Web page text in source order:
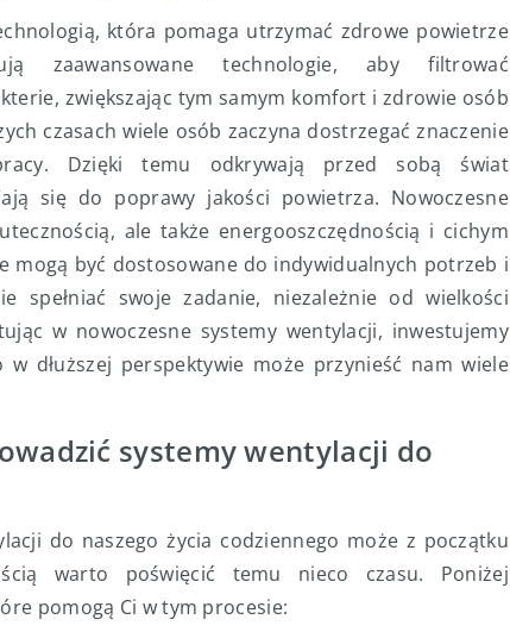
która pomaga utrzymać zdrowe powietrze
zaawansowane technologie, aby filtrować
zwiększając tym samym komfort i zdrowie osób
czasach wiele osób zaczyna dostrzegać znaczenie
Dzięki temu odkrywają przed sobą świat
się do poprawy jakości powietrza. Nowoczesne
ale także energooszczędnością i cichym
mogą być dostosowane do indywidualnych potrzeb i
spełniać swoje zadanie, niezależnie od wielkości
w nowoczesne systemy wentylacji, inwestujemy
dłuższej perspektywie może przynieść nam wiele
systemy wentylacji do
do naszego życia codziennego może z początku
warto poświęcić temu nieco czasu. Poniżej
pomogą Ci w tym procesie: